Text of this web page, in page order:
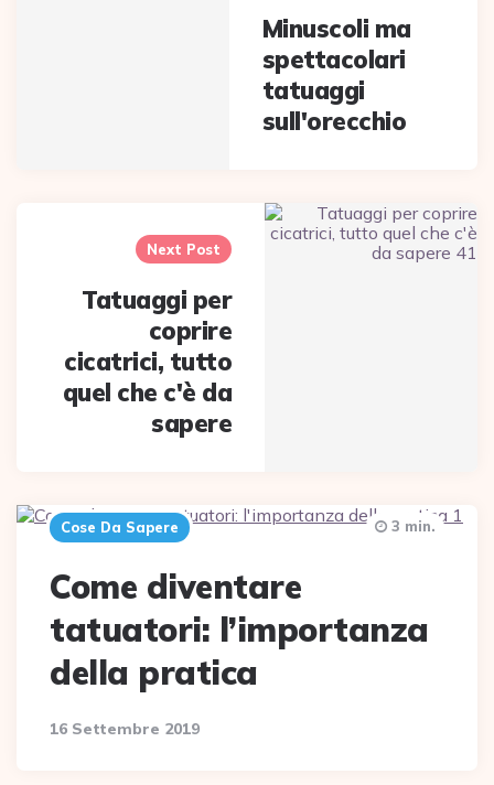
Minuscoli ma
spettacolari
tatuaggi
sull'orecchio
Next Post
Tatuaggi per
coprire
cicatrici, tutto
quel che c'è da
sapere
Cose Da Sapere
Come diventare
tatuatori: l’importanza
della pratica
16 Settembre 2019
3 min.